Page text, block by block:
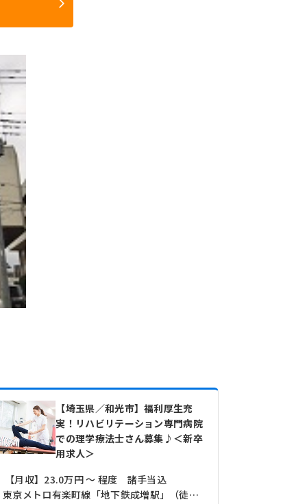
【埼玉県／和光市】福利厚生充
実！リハビリテーション専門病院
での理学療法士さん募集♪＜新卒
用求人＞
【月収】23.0万円 ～ 程度 諸手当込
東京メトロ有楽町線「地下鉄成増駅」（徒歩17分）